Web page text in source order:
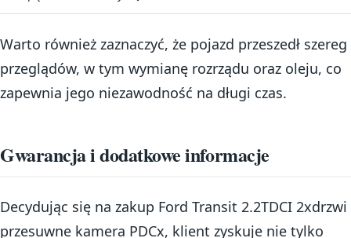
Warto również zaznaczyć, że pojazd przeszedł szereg
przeglądów, w tym wymianę rozrządu oraz oleju, co
zapewnia jego niezawodność na długi czas.
Gwarancja i dodatkowe informacje
Decydując się na zakup Ford Transit 2.2TDCI 2xdrzwi
przesuwne kamera PDCx, klient zyskuje nie tylko